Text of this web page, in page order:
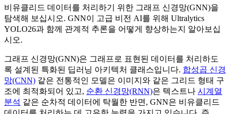
비유클리드 데이터를 처리하기 위한 그래프 신경망(GNN)을
탐색해 보십시오. GNN이 고급 비전 AI를 위해 Ultralytics
YOLO26과 함께 관계적 추론을 어떻게 향상하는지 알아보십
시오.
그래프 신경망(GNN)은 그래프로 표현된 데이터를 처리하도
록 설계된 특화된 딥러닝 아키텍처 클래스입니다. 합성곱 신경
망(CNN) 같은 전통적인 모델은 이미지와 같은 그리드 형태 구
조에 최적화되어 있고, 순환 신경망(RNN)은 텍스트나 시계열
분석 같은 순차적 데이터에 탁월한 반면, GNN은 비유클리드